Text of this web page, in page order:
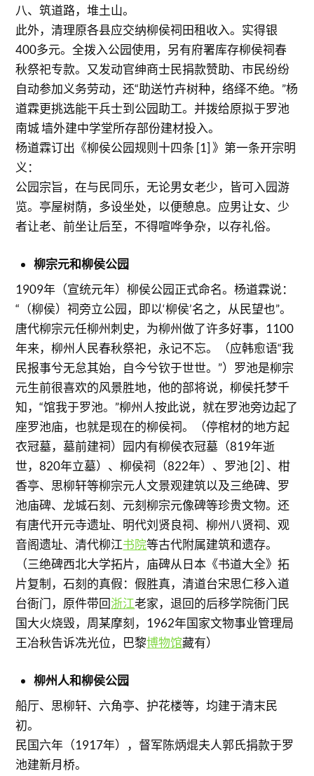
八、筑道路，堆土山。
此外，清理原各县应交纳柳侯祠田租收入。实得银
400多元。全拨入公园使用，另有府署库存柳侯祠春
秋祭祀专款。又发动官绅商士民捐款赞助、市民纷纷
自动参加义务劳动，还“助送竹卉树种，络绎不绝。”杨
道霖更挑选能干兵士到公园助工。并拨给原拟于罗池
南城 墙外建中学堂所存部份建材投入。
杨道霖订出《柳侯公园规则十四条 [1] 》第一条开宗明
义：
公园宗旨，在与民同乐，无论男女老少，皆可入园游
览。亭屋树荫，多设坐处，以便憩息。应男让女、少
者让老、前坐让后至，不得喧哗争杂，以存礼俗。
柳宗元和柳侯公园
1909年（宣统元年）柳侯公园正式命名。杨道霖说：
“（柳侯）祠旁立公园，即以‘柳侯’名之，从民望也”。
唐代柳宗元任柳州刺史，为柳州做了许多好事，1100
年来，柳州人民春秋祭祀，永记不忘。（应韩愈语“我
民报事兮无怠其始，自今兮钦于世世。”）罗池是柳宗
元生前很喜欢的风景胜地，他的部将说，柳侯托梦千
知，“馆我于罗池。”柳州人按此说，就在罗池旁边起了
座罗池庙，也就是现在的柳侯祠。（停棺材的地方起
衣冠墓，墓前建祠）园内有柳侯衣冠墓（819年逝
世，820年立墓）、柳侯祠（822年）、罗池 [2] 、柑
香亭、思柳轩等柳宗元人文景观建筑以及三绝碑、罗
池庙碑、龙城石刻、元刻柳宗元像碑等珍贵文物。还
有唐代开元寺遗址、明代刘贤良祠、柳州八贤祠、观
音阁遗址、清代柳江书院等古代附属建筑和遗存。
（三绝碑西北大学拓片，庙碑从日本《书道大全》拓
片复制，石刻的真假：假胜真，清道台宋思仁移入道
台衙门，原件带回浙江老家，退回的后移学院衙门民
国大火烧毁，周某摩刻，1962年国家文物事业管理局
王冶秋告诉冼光位，巴黎博物馆藏有）
柳州人和柳侯公园
船厅、思柳轩、六角亭、护花楼等，均建于清末民
初。
民国六年（1917年），督军陈炳焜夫人郭氏捐款于罗
池建新月桥。